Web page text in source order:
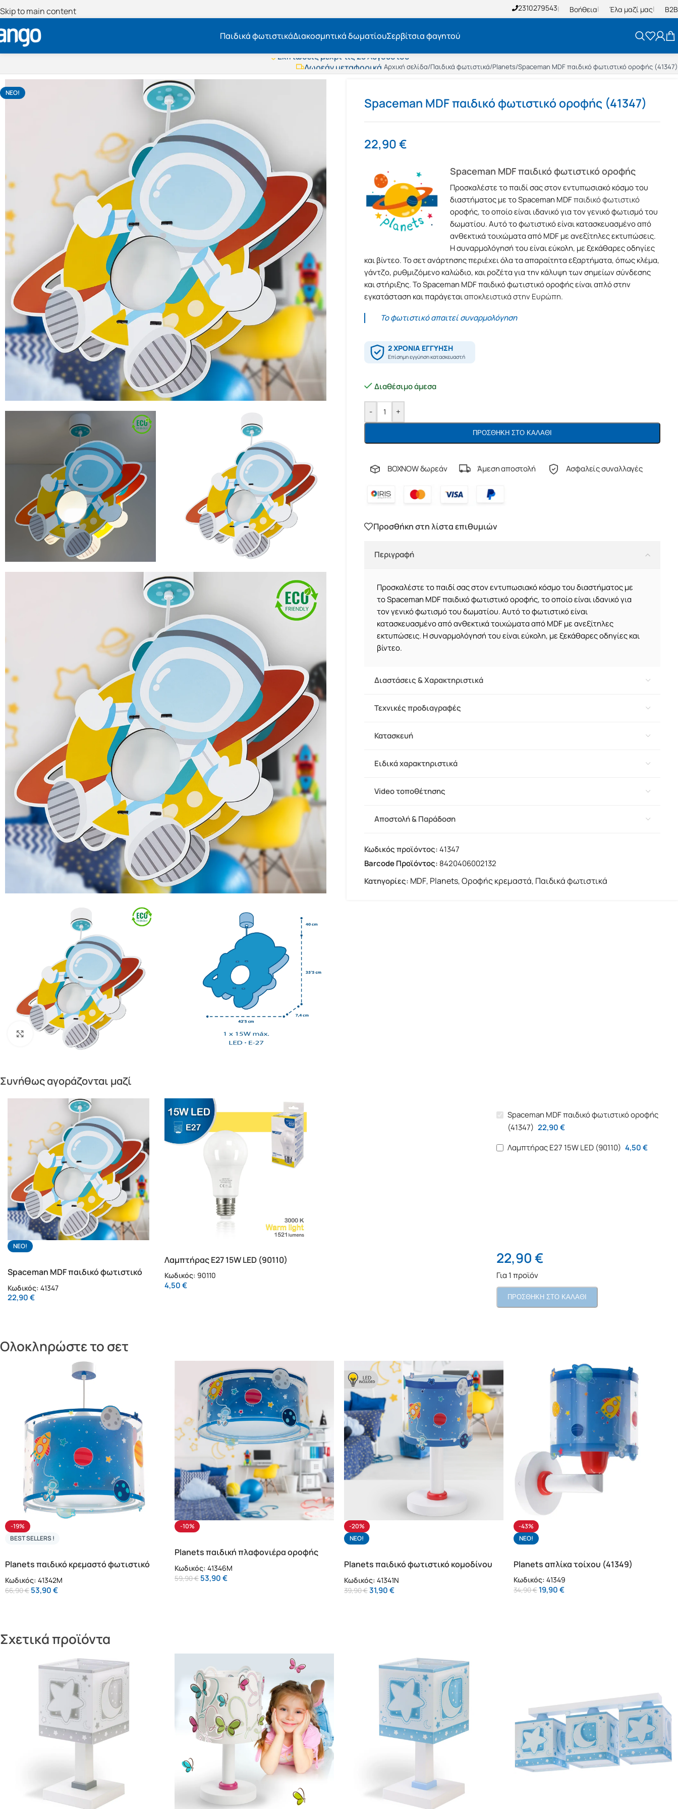
Skip to main content 2310279543 Βοήθεια Έλα μαζί μας B2B
Παιδικά φωτιστικάΔιακοσμητικά δωματίουΣερβίτσια φαγητού
Εκπτώσεις μέχρι τις 25 Αυγούστου
Δωρεάν μεταφορικά
BOXNOW αποστολή
Εκπτώσεις μέχρι τις 25 Αυγούστου
Δωρεάν μεταφορικά
BOXNOW αποστολή
Αρχική σελίδα/Παιδικά φωτιστικά/Planets/Spaceman MDF παιδικό φωτιστικό οροφής (41347)
NΕΟ!
Πατήστε για μεγέθυνση
Spaceman MDF παιδικό φωτιστικό οροφής (41347)
22,90€
Spaceman MDF παιδικό φωτιστικό οροφής
Προσκαλέστε το παιδί σας στον εντυπωσιακό κόσμο του
διαστήματος με το Spaceman MDFπαιδικό φωτιστικό
οροφής, το οποίο είναι ιδανικό για τον γενικό φωτισμό του
δωματίου. Αυτό το φωτιστικό είναι κατασκευασμένο από
ανθεκτικά τοιχώματα από MDF με ανεξίτηλες εκτυπώσεις.
Η συναρμολόγησή του είναι εύκολη, με ξεκάθαρες οδηγίες
και βίντεο. Το σετ ανάρτησης περιέχει όλα τα απαραίτητα εξαρτήματα, όπως κλέμα,
γάντζο, ρυθμιζόμενο καλώδιο, και ροζέτα για την κάλυψη των σημείων σύνδεσης
και στήριξης. Το Spaceman MDF παιδικό φωτιστικό οροφής είναι απλό στην
εγκατάσταση και παράγεταιαποκλειστικά στην Ευρώπη.
Το φωτιστικό απαιτεί συναρμολόγηση
Διαθέσιμο άμεσα
- +
ΠΡΟΣΘΉΚΗ ΣΤΟ ΚΑΛΆΘΙ
BOXNOW δωρεάν Άμεση αποστολή Ασφαλείς συναλλαγές
Προσθήκη στη λίστα επιθυμιών
Περιγραφή
Προσκαλέστε το παιδί σας στον εντυπωσιακό κόσμο του διαστήματος με
το Spaceman MDFπαιδικό φωτιστικόοροφής, το οποίο είναι ιδανικό για
τον γενικό φωτισμό του δωματίου. Αυτό το φωτιστικό είναι
κατασκευασμένο από ανθεκτικά τοιχώματα από MDF με ανεξίτηλες
εκτυπώσεις. Η συναρμολόγησή του είναι εύκολη, με ξεκάθαρες οδηγίες και
βίντεο.
Διαστάσεις & Χαρακτηριστικά
Τεχνικές προδιαγραφές
Κατασκευή
Ειδικά χαρακτηριστικά
Video τοποθέτησης
Αποστολή & Παράδοση
Barcode Προϊόντος: 8420406002132
Κωδικός προϊόντος:41347
Κατηγορίες: MDF, Planets,Οροφής κρεμαστά, Παιδικά φωτιστικά
Συνήθως αγοράζονται μαζί
NΕΟ!
Spaceman MDF παιδικό φωτιστικό
οροφής (41347)
Κωδικός: 41347
22,90€
Λαμπτήρας Ε27 15W LED (90110)
Κωδικός: 90110
4,50€
Spaceman MDF παιδικό φωτιστικό οροφής
(41347) 22,90€
Λαμπτήρας Ε27 15W LED (90110) 4,50€
22,90€
Για 1 προϊόν
ΠΡΟΣΘΗΚΗ ΣΤΟ ΚΑΛΑΘΙ
Ολοκληρώστε το σετ
-19%
BEST SELLERS !
Planets παιδικό κρεμαστό φωτιστικό
οροφής (41342M)
Κωδικός: 41342M
66,90€ 53,90€
-10%
Planets παιδική πλαφονιέρα οροφής
(41346M)
Κωδικός: 41346M
59,90€ 53,90€
-20%
NΕΟ!
Planets παιδικό φωτιστικό κομοδίνου
(41341N)
Κωδικός: 41341N
39,90€31,90€
-43%
NΕΟ!
Planets απλίκα τοίχου (41349)
Κωδικός: 41349
34,90€19,90€
Σχετικά προϊόντα